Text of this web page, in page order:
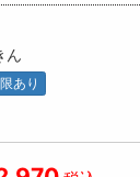
ん
あり